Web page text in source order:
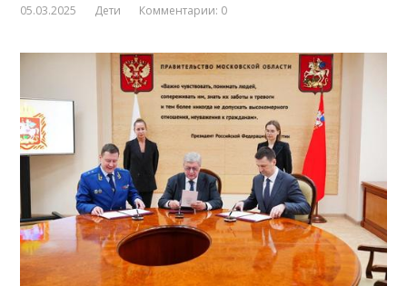
05.03.2025 Дети Комментарии: 0